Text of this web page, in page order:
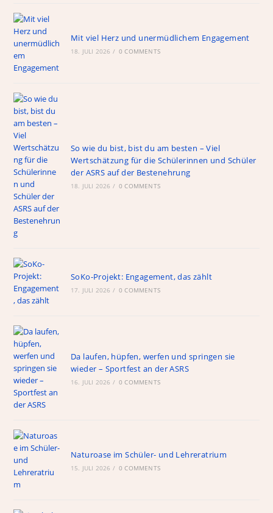
Mit viel Herz und unermüdlichem Engagement
18. JULI 2026 / 0 COMMENTS
So wie du bist, bist du am besten – Viel
Wertschätzung für die Schülerinnen und Schüler
der ASRS auf der Bestenehrung
18. JULI 2026 / 0 COMMENTS
SoKo-Projekt: Engagement, das zählt
17. JULI 2026 / 0 COMMENTS
Da laufen, hüpfen, werfen und springen sie
wieder – Sportfest an der ASRS
16. JULI 2026 / 0 COMMENTS
Naturoase im Schüler- und Lehreratrium
15. JULI 2026 / 0 COMMENTS